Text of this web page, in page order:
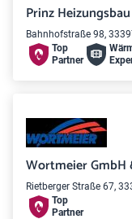
Prinz
Bahnhofstraße 98,
Top
Partner
Wortmeier GmbH
Rietberger Straße 67,
Top
Partner